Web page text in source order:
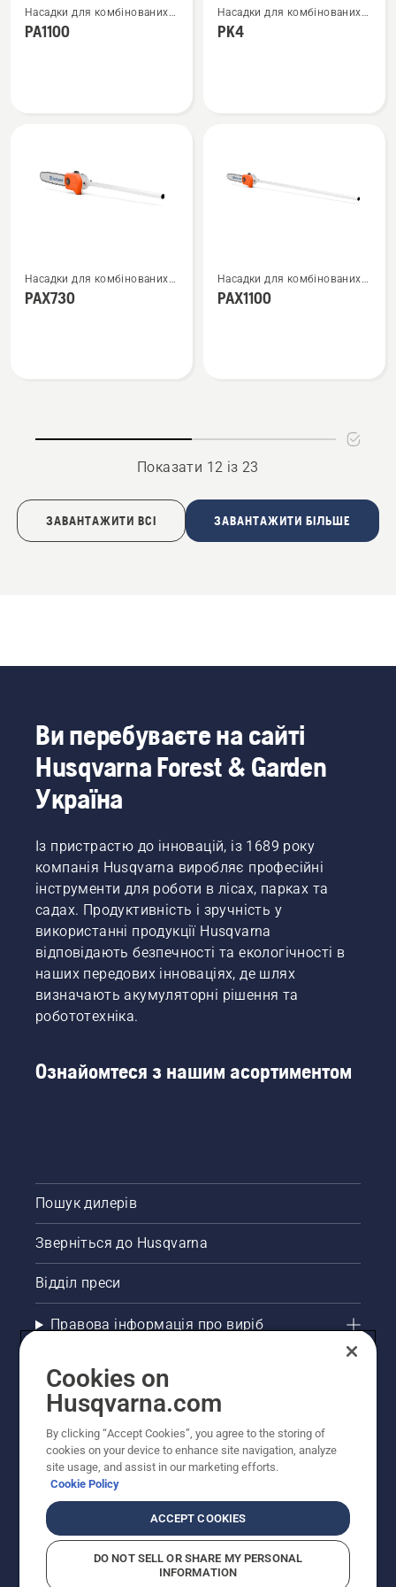
більше
деталей
Насадки для комбінованих
тримерів і травокосарок
PA1100
більше
деталей
Насадки для комбінованих
тримерів і травокосарок
PK4
більше
деталей
Насадки для комбінованих
тримерів і травокосарок
PAX730
більше
деталей
Насадки для комбінованих
тримерів і травокосарок
PAX1100
Показати 12 із 23
ЗАВАНТАЖИТИ ВСІ ЗАВАНТАЖИТИ БІЛЬШЕ
Ви перебуваєте на сайті
Husqvarna Forest & Garden
Україна
Із пристрастю до інновацій, із 1689 року
компанія Husqvarna виробляє професійні
інструменти для роботи в лісах, парках та
садах. Продуктивність і зручність у
використанні продукції Husqvarna
відповідають безпечності та екологічності в
наших передових інноваціях, де шлях
визначають акумуляторні рішення та
робототехніка.
Ознайомтеся з нашим асортиментом
Пошук дилерів
Зверніться до Husqvarna
Відділ преси
Правова інформація про виріб
Інші сайти Husqvarna
Рекомендовані інтернет-магазини
Cookies on
Husqvarna.com
By clicking “Accept Cookies”, you agree to the storing of
cookies on your device to enhance site navigation, analyze
site usage, and assist in our marketing efforts.
Cookie Policy
ACCEPT COOKIES
DO NOT SELL OR SHARE MY PERSONAL
INFORMATION